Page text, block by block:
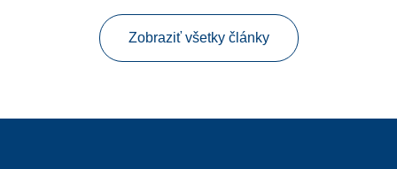
Zobraziť všetky články